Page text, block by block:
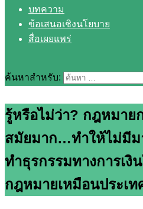
บทความ
ข้อเสนอเชิงนโยบาย
สื่อเผยแพร่
ค้นหาสำหรับ:
รู้หรือไม่ว่า? กฎหมาย
สมัยมาก…ทำให้ไม่มีม
ทำธุรกรรมทางการเงิ
กฎหมายเหมือนประเท